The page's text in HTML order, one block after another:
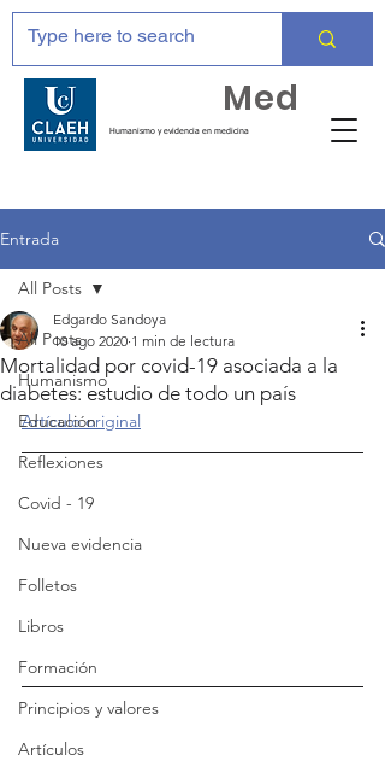
Humanismo y evidencia en medicina
Med
Entrada
All Posts
Humanismo
Educación
Reflexiones
Covid - 19
Nueva evidencia
Folletos
Libros
Formación
Principios y valores
Artículos
All Posts
Mortalidad por covid-19 asociada a la
diabetes: estudio de todo un país
Edgardo Sandoya
10 ago 2020 1 min de lectura
Artículo original